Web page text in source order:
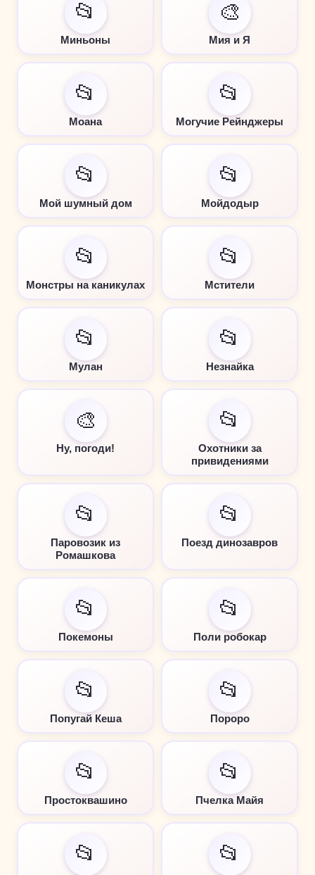
📂
Миньоны
🎨
Мия и Я
📂
Моана
📂
Могучие Рейнджеры
📂
Мой шумный дом
📂
Мойдодыр
📂
Монстры на каникулах
📂
Мстители
📂
Мулан
📂
Незнайка
🎨
Ну, погоди!
📂
Охотники за
привидениями
📂
Паровозик из
Ромашкова
📂
Поезд динозавров
📂
Покемоны
📂
Поли робокар
📂
Попугай Кеша
📂
Пороро
📂
Простоквашино
📂
Пчелка Майя
📂 📂